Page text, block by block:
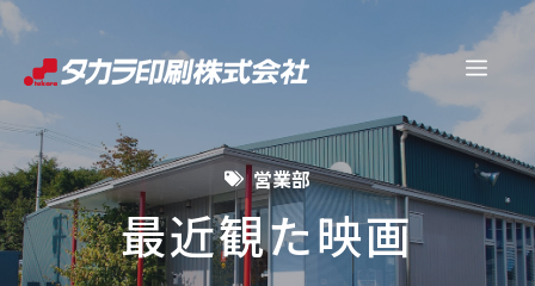
コ
ン
へ
ス
キ
メ
ュ
ー
営業部
最近観た映画